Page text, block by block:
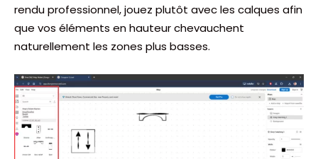
rendu professionnel, jouez plutôt avec les calques afin
que vos éléments en hauteur chevauchent
naturellement les zones plus basses.